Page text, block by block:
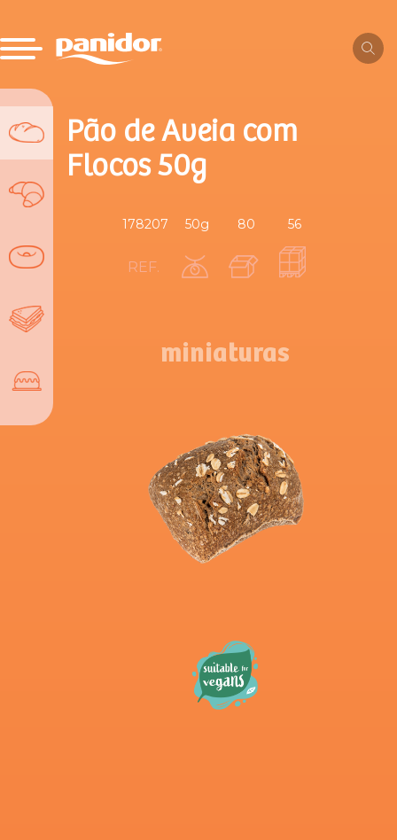
Pão de Aveia com
Flocos 50g
REF.
178207 50g 80 56
miniaturas